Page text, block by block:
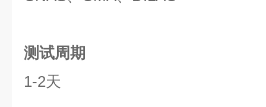
测试周期
1-2天